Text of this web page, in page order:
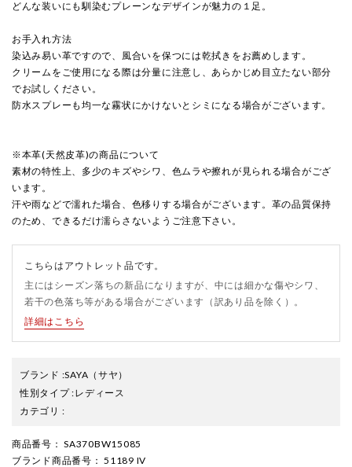
どんな装いにも馴染むプレーンなデザインが魅力の１足。
お手入れ方法
染込み易い革ですので、風合いを保つには乾拭きをお薦めします。
クリームをご使用になる際は分量に注意し、あらかじめ目立たない部分
でお試しください。
防水スプレーも均一な霧状にかけないとシミになる場合がございます。
※本革(天然皮革)の商品について
素材の特性上、多少のキズやシワ、色ムラや擦れが見られる場合がござ
います。
汗や雨などで濡れた場合、色移りする場合がございます。革の品質保持
のため、できるだけ濡らさないようご注意下さい。
こちらはアウトレット品です。
主にはシーズン落ちの新品になりますが、中には細かな傷やシワ、
若干の色落ち等がある場合がございます（訳あり品を除く）。
詳細はこちら
ブランド :SAYA （サヤ）
性別タイプ:レディース
カテゴリ :
商品番号 ： SA370BW15085
ブランド商品番号 ： 51189 IV